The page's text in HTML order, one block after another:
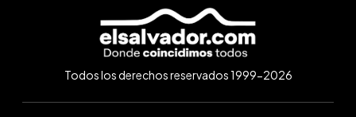
Todos los derechos reservados 1999-2026